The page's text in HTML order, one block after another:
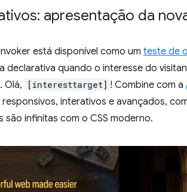
apresentação da
está disponível como um teste de
declarativa quando o interesse do
Olá, [interesttarget] ! Combine com a
interativos e avançados,
são infinitas com o CSS moderno.